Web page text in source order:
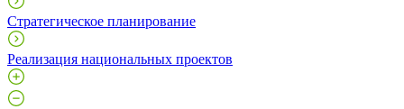
Стратегическое планирование
Реализация национальных проектов